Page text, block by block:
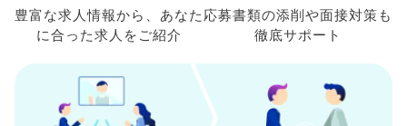
豊富な求人情報から、 あなた
に合った求人を ご紹介
応募書類の添削や面接対策も
徹底サポート